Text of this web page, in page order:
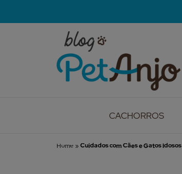
CACHORROS
Home »Cuidados com Cães e Gatos Idosos